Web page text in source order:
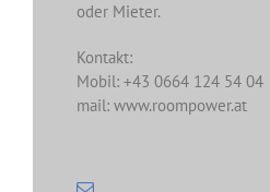
oder Mieter.
Kontakt:
Mobil: +43 0664 124 54 04
mail: www.roompower.at